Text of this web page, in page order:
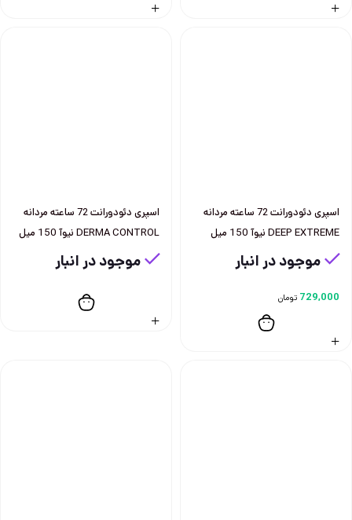
اسپری دئودورانت 72 ساعته مردانه
DEEP EXTREME نيوآ 150 ميل
موجود در انبار
729,000 تومان
اسپری دئودورانت 72 ساعته مردانه
DERMA CONTROL نيوآ 150 ميل
موجود در انبار